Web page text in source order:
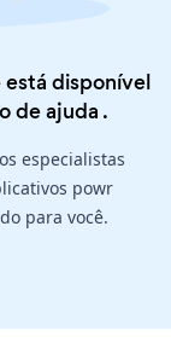
disponível
de ajuda .
especialistas
powr
para você.